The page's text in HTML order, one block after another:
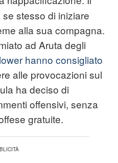
stesso di iniziare
alla sua compagna.
ad Aruta degli
hanno consigliato
alle provocazioni sul
ha deciso di
offensivi, senza
gratuite.